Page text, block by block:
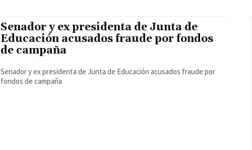
Senador y ex presidenta de Junta de
Educación acusados fraude por fondos
de campaña
Senador y ex presidenta de Junta de Educación acusados fraude por
fondos de campaña